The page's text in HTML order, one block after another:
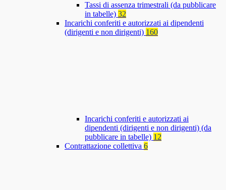
Tassi di assenza trimestrali (da pubblicare
in tabelle) 32
Incarichi conferiti e autorizzati ai dipendenti
(dirigenti e non dirigenti) 160
Incarichi conferiti e autorizzati ai
dipendenti (dirigenti e non dirigenti) (da
pubblicare in tabelle) 12
Contrattazione collettiva 6